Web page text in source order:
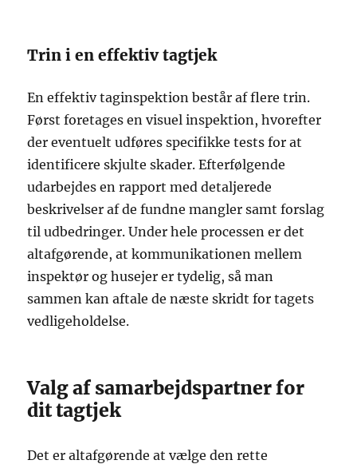
Trin i en effektiv tagtjek
En effektiv taginspektion består af flere trin.
Først foretages en visuel inspektion, hvorefter
der eventuelt udføres specifikke tests for at
identificere skjulte skader. Efterfølgende
udarbejdes en rapport med detaljerede
beskrivelser af de fundne mangler samt forslag
til udbedringer. Under hele processen er det
altafgørende, at kommunikationen mellem
inspektør og husejer er tydelig, så man
sammen kan aftale de næste skridt for tagets
vedligeholdelse.
Valg af samarbejdspartner for
dit tagtjek
Det er altafgørende at vælge den rette